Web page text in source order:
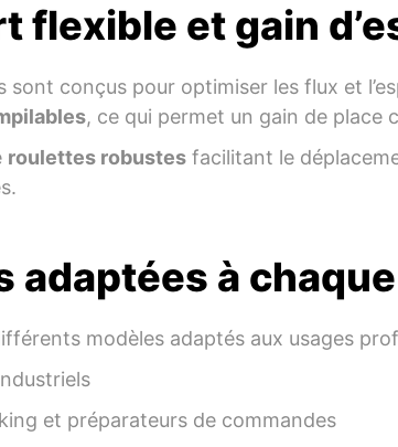
flexible et gain
sont conçus pour optimiser les flux et
, ce qui permet un gain de place
roulettes robustes facilitant le
adaptées à
modèles adaptés aux usages
et préparateurs de commandes